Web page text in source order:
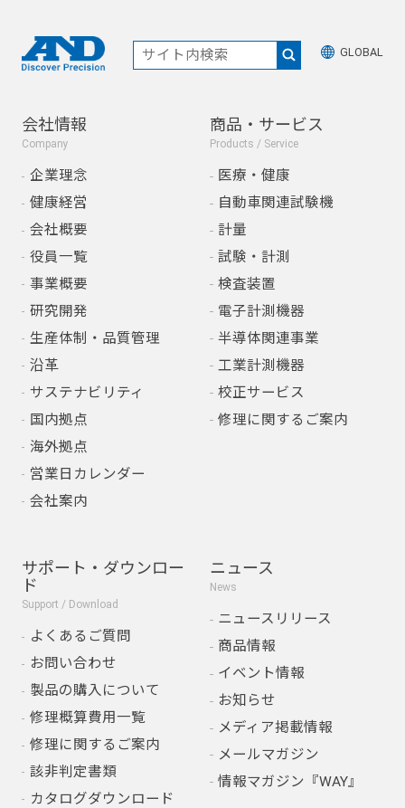
GLOBAL
会社情報
Company
企業理念
健康経営
会社概要
役員一覧
事業概要
研究開発
生産体制・品質管理
沿革
サステナビリティ
国内拠点
海外拠点
営業日カレンダー
会社案内
商品・サービス
Products / Service
医療・健康
自動車関連試験機
計量
試験・計測
検査装置
電子計測機器
半導体関連事業
工業計測機器
校正サービス
修理に関するご案内
サポート・ダウンロー
ド
Support / Download
よくあるご質問
お問い合わせ
製品の購入について
修理概算費用一覧
修理に関するご案内
該非判定書類
カタログダウンロード
ニュース
News
ニュースリリース
商品情報
イベント情報
お知らせ
メディア掲載情報
メールマガジン
情報マガジン『WAY』